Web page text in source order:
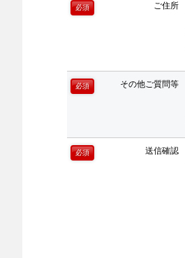
必須 ご住所
必須 その他ご質問等
必須 送信確認